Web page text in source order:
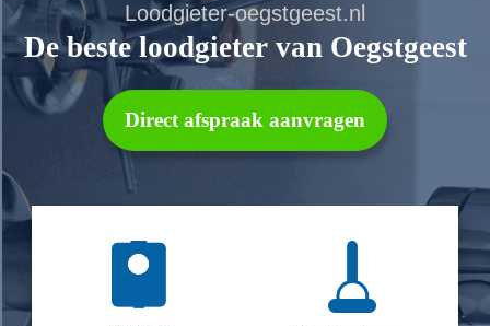
Loodgieter-oegstgeest.nl
De beste loodgieter van Oegstgeest
Direct afspraak aanvragen